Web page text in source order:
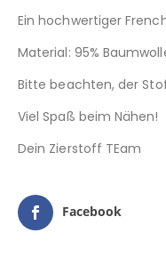
Ein hochwertiger
Material: 95%
Bitte beachten, der
Viel Spaß beim Nähen!
Dein Zierstoff TEam
Facebook